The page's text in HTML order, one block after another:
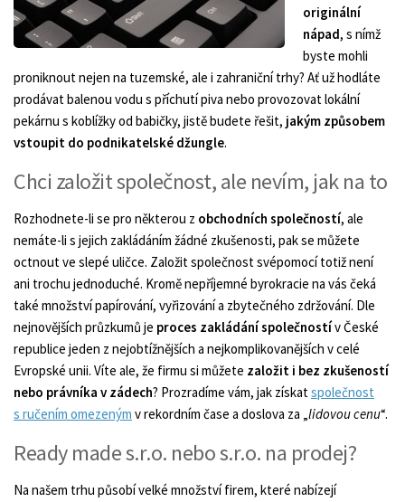
originální
nápad, s nímž
byste mohli
proniknout nejen na tuzemské, ale i zahraniční trhy? Ať už hodláte
prodávat balenou vodu s příchutí piva nebo provozovat lokální
pekárnu s koblížky od babičky, jistě budete řešit, jakým způsobem
vstoupit do podnikatelské džungle.
Chci založit společnost, ale nevím, jak na to
Rozhodnete-li se pro některou z obchodních společností, ale
nemáte-li s jejich zakládáním žádné zkušenosti, pak se můžete
octnout ve slepé uličce. Založit společnost svépomocí totiž není
ani trochu jednoduché. Kromě nepříjemné byrokracie na vás čeká
také množství papírování, vyřizování a zbytečného zdržování. Dle
nejnovějších průzkumů je proces zakládání společnostív České
republice jeden z nejobtížnějších a nejkomplikovanějších v celé
Evropské unii. Víte ale, že firmu si můžete založit i bez zkušeností
nebo právníka v zádech? Prozradíme vám, jak získatspolečnost
s ručením omezeným v rekordním čase a doslova za „lidovou cenu“.
Ready made s.r.o. nebo s.r.o. na prodej?
Na našem trhu působí velké množství firem, které nabízejí